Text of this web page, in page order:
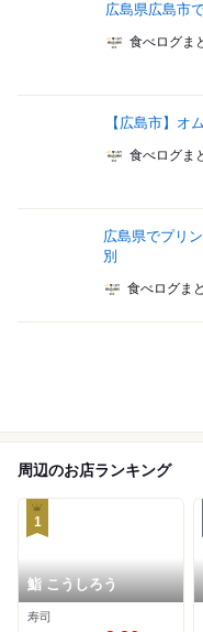
広島県広島市
食べログま
【広島市】オ
食べログま
広島県でプリ
別
食べログま
周辺のお店ランキング
1
鮨 こうしろう
寿司